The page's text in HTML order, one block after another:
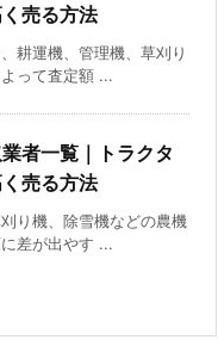
売る方法
耕運機、管理機、草刈り
って査定額 ...
者一覧｜トラクタ
売る方法
り機、除雪機などの農機
差が出やす ...